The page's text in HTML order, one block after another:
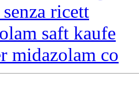
ricett
saft kaufe
midazolam co